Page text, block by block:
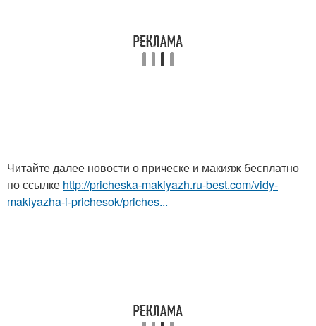
Читайте далее новости о прическе и макияж бесплатно
по ссылке http://pricheska-makiyazh.ru-best.com/vidy-
makiyazha-i-prichesok/priches...